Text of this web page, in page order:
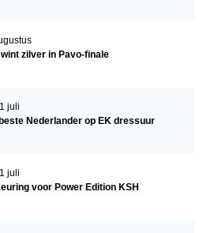
zilver in Pavo-finale
juli
Nederlander op EK dressuur
juli
voor Power Edition KSH